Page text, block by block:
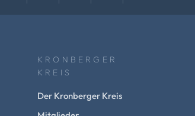
KRONBERGER
KREIS
Der Kronberger Kreis